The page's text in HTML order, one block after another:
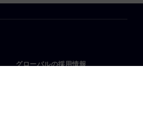
グローバルの採用情報